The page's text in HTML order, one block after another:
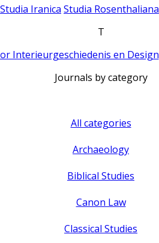
Studia Iranica Studia Rosenthaliana
T
Interieurgeschiedenis en Design
Journals by category
All categories
Archaeology
Biblical Studies
Canon Law
Classical Studies